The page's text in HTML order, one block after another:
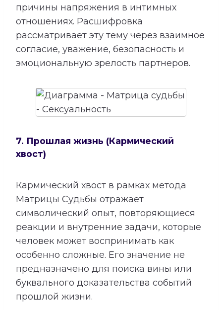
причины напряжения в интимных
отношениях. Расшифровка
рассматривает эту тему через взаимное
согласие, уважение, безопасность и
эмоциональную зрелость партнеров.
7. Прошлая жизнь (Кармический
хвост)
Кармический хвост в рамках метода
Матрицы Судьбы отражает
символический опыт, повторяющиеся
реакции и внутренние задачи, которые
человек может воспринимать как
особенно сложные. Его значение не
предназначено для поиска вины или
буквального доказательства событий
прошлой жизни.